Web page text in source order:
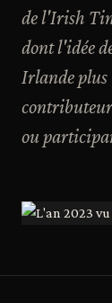
de l'Irish
dont l'idée
Irlande
ou